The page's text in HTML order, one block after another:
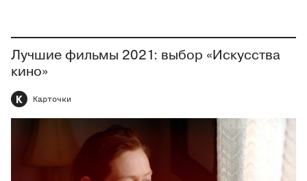
Лучшие фильмы 2021: выбор «Искусства
кино»
К Карточки